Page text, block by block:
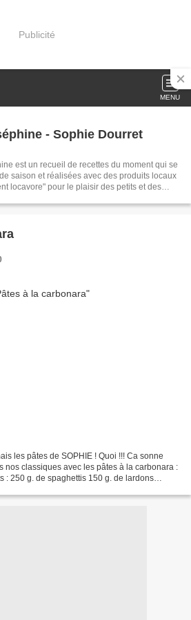
Publicité
MENU
- Sophie Dourret
est un recueil de recettes du moment qui se
saison et réalisées avec des produits locaux
locavore" pour le plaisir des petits et des
les pâtes de SOPHIE ! Quoi !!! Ca sonne
nos classiques avec les pâtes à la carbonara :
: 250 g. de spaghettis 150 g. de lardons